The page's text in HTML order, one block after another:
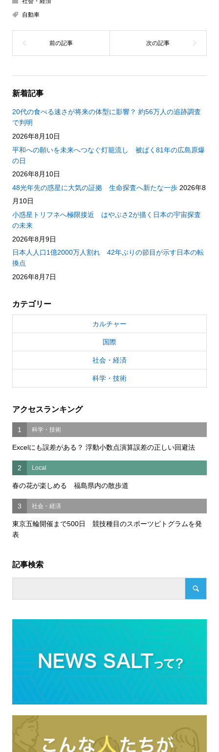
自動車
新着記事
20代の食べる速さが将来の体型に影響？ 約56万人の追跡調査
で判明
2026年8月10日
平和への願いを未来へつなぐ灯籠流し 被ばく81年の広島原爆
の日
2026年8月10日
48光年先の惑星に大気の証拠 生命探査へ新たな一歩 2026年8
月10日
小惑星トリフネへ極限接近 はやぶさ2が描く日本の宇宙探査
の未来
2026年8月9日
日本人人口1億2000万人割れ 42年ぶりの節目が示す日本の転
換点
2026年8月7日
カテゴリー
カルチャー
国際
社会・経済
科学・技術
アクセスランキング
1 科学・技術
Excelにも誤差がある？ 浮動小数点演算誤差の正しい回避法
2 Local
春の花が楽しめる 福島県内の散歩道
3 社会・経済
東京五輪開催まで500日 競技種目のスポーツピトグラムを発
表
記事検索